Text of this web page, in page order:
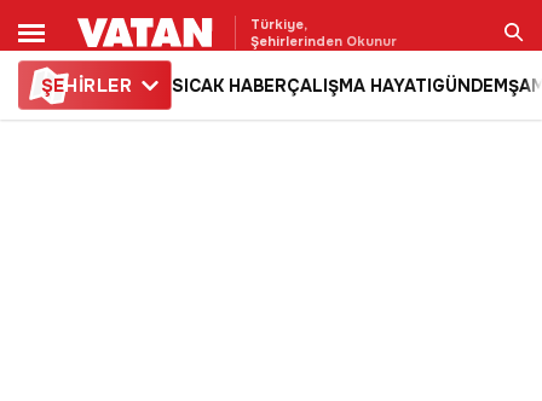
Türkiye,
Şehirlerinden Okunur
ŞEHİRLER SICAK HABERÇALIŞMA HAYATIGÜNDEM